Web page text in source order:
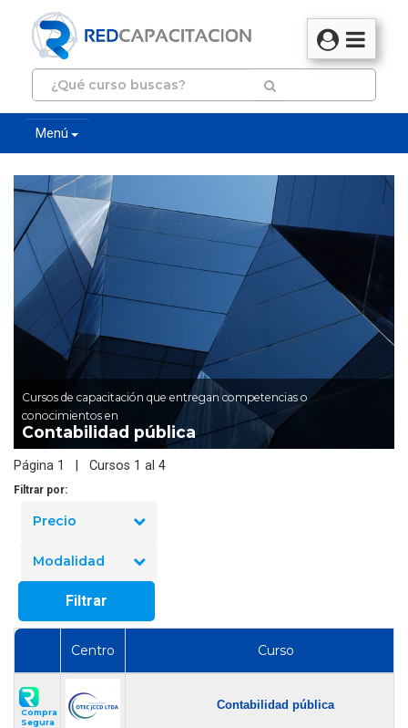
Menú
Cursos de capacitación que entregan competencias o
conocimientos en
Contabilidad pública
Página 1 | Cursos 1 al 4
Filtrar por:
Precio
Modalidad
Filtrar
Centro Curso
Compra
Segura
Contabilidad pública